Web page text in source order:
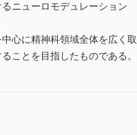
ニューロモデュレーション
心に精神科領域全体を広く
ことを目指したものである。